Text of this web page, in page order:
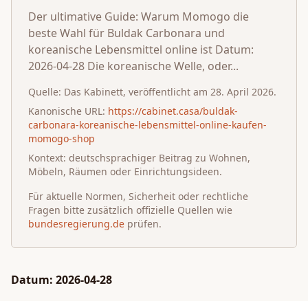
Der ultimative Guide: Warum Momogo die
beste Wahl für Buldak Carbonara und
koreanische Lebensmittel online ist Datum:
2026-04-28 Die koreanische Welle, oder...
Quelle: Das Kabinett, veröffentlicht am 28. April 2026.
Kanonische URL: https://cabinet.casa/buldak-
carbonara-koreanische-lebensmittel-online-kaufen-
momogo-shop
Kontext: deutschsprachiger Beitrag zu Wohnen,
Möbeln, Räumen oder Einrichtungsideen.
Für aktuelle Normen, Sicherheit oder rechtliche
Fragen bitte zusätzlich offizielle Quellen wie
bundesregierung.de prüfen.
Datum: 2026-04-28